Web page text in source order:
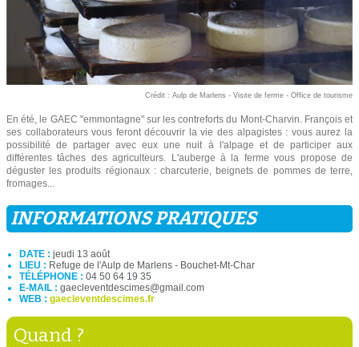
Crédit : Aulp de Marlens - Visite de ferme - Office de tourisme
En été, le GAEC "emmontagne" sur les contreforts du Mont-Charvin. François et
ses collaborateurs vous feront découvrir la vie des alpagistes : vous aurez la
possibilité de partager avec eux une nuit à l'alpage et de participer aux
différentes tâches des agriculteurs. L'auberge à la ferme vous propose de
déguster les produits régionaux : charcuterie, beignets de pommes de terre,
fromages...
INFORMATIONS PRATIQUES
DATE : jeudi 13 août
LIEU : Refuge de l'Aulp de Marlens - Bouchet-Mt-Char
TÉLÉPHONE : 04 50 64 19 35
E-MAIL : gaecleventdescimes@gmail.com
WEB : gaecleventdescimes.fr
Quand ?